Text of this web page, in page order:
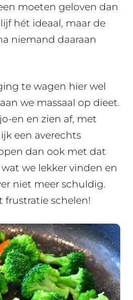
moeten geloven dan
hét ideaal, maar de
niemand daaraan
te wagen hier wel
we massaal op dieet.
en en zien af, met
een averechts
dan ook met dat
we lekker vinden en
niet meer schuldig.
frustratie schelen!